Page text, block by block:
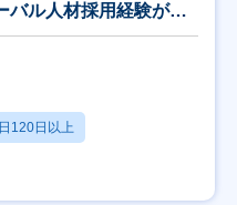
バル人材採用経験が積
120日以上